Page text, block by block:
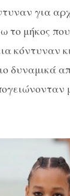
για
το μήκος
κόντυναν
δυναμικά